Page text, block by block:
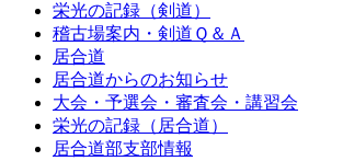
栄光の記録（剣道）
稽古場案内・剣道Ｑ＆Ａ
居合道
居合道からのお知らせ
大会・予選会・審査会・講習会
栄光の記録（居合道）
居合道部支部情報